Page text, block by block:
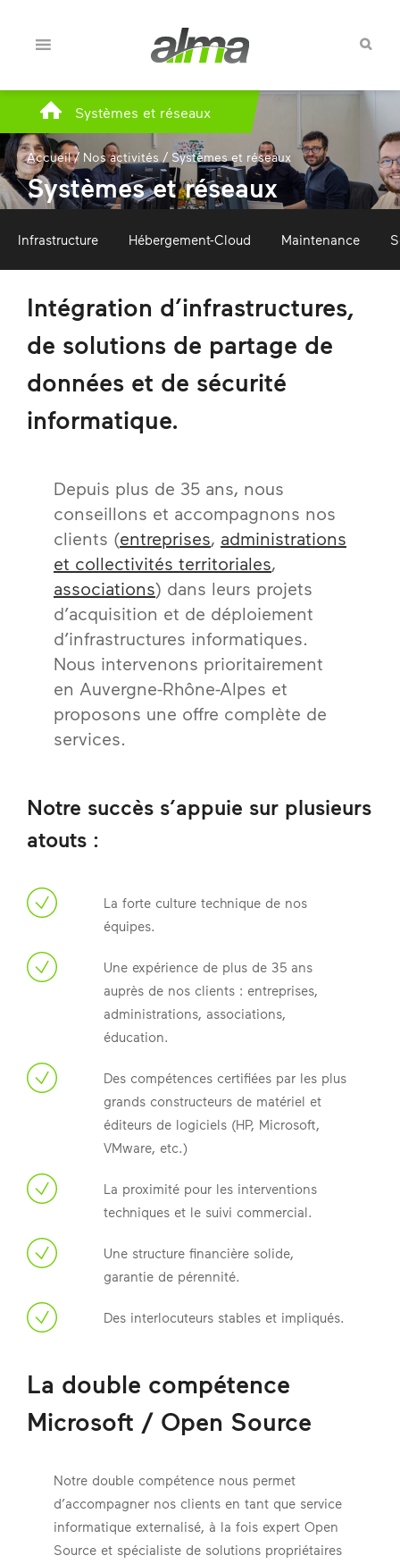
Systèmes et réseaux
Accueil/ Nos activités / Systèmes et réseaux
Systèmes et réseaux
Infrastructure Hébergement-Cloud Maintenance
Intégration d’infrastructures,
de solutions de partage de
données et de sécurité
informatique.
Depuis plus de 35 ans, nous
conseillons et accompagnons nos
clients (entreprises, administrations
et collectivités territoriales,
associations) dans leurs projets
d’acquisition et de déploiement
d’infrastructures informatiques.
Nous intervenons prioritairement
en Auvergne-Rhône-Alpes et
proposons une offre complète de
services.
Notre succès s’appuie sur plusieurs
atouts :
La forte culture technique de nos
équipes.
Une expérience de plus de 35 ans
auprès de nos clients : entreprises,
administrations, associations,
éducation.
Des compétences certifiées par les plus
grands constructeurs de matériel et
éditeurs de logiciels (HP, Microsoft,
VMware, etc.)
La proximité pour les interventions
techniques et le suivi commercial.
Une structure financière solide,
garantie de pérennité.
Des interlocuteurs stables et impliqués.
La double compétence
Microsoft / Open Source
Notre double compétence nous permet
d’accompagner nos clients en tant que service
informatique externalisé, à la fois expert Open
Source et spécialiste de solutions propriétaires